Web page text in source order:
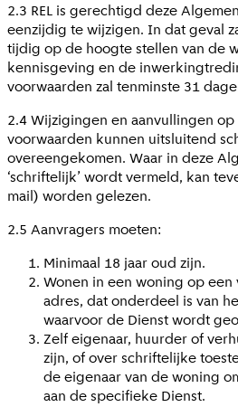
2.3 REL is gerechtigd deze
eenzijdig te wijzigen. In dat geval
tijdig op de hoogte stellen van de
kennisgeving en de
voorwaarden zal tenminste 31
2.4 Wijzigingen en aanvullingen
voorwaarden kunnen uitsluitend
overeengekomen. Waar in deze
‘schriftelijk’ wordt vermeld, kan
mail) worden gelezen.
2.5 Aanvragers moeten:
Minimaal 18 jaar oud zijn.
Wonen in een woning op een
adres, dat onderdeel is van
waarvoor de Dienst wordt
Zelf eigenaar, huurder of
zijn, of over schriftelijke
de eigenaar van de woning
aan de specifieke Dienst.